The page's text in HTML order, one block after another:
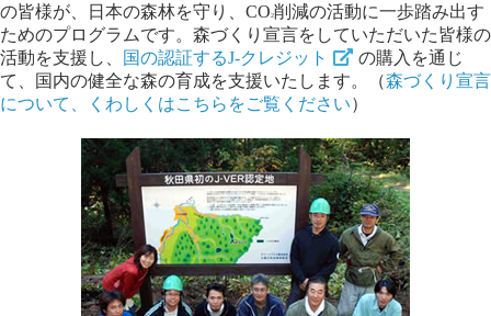
の皆様が、日本の森林を守り、CO2削減の活動に一歩踏み出す
ためのプログラムです。森づくり宣言をしていただいた皆様の
活動を支援し、
国の認証するJ-クレジット
の購入を通じ
て、国内の健全な森の育成を支援いたします。（森づくり宣言
について、くわしくはこちらをご覧ください）